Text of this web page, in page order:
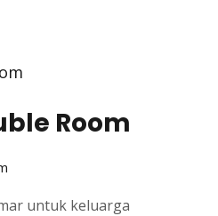
Room
untuk keluarga